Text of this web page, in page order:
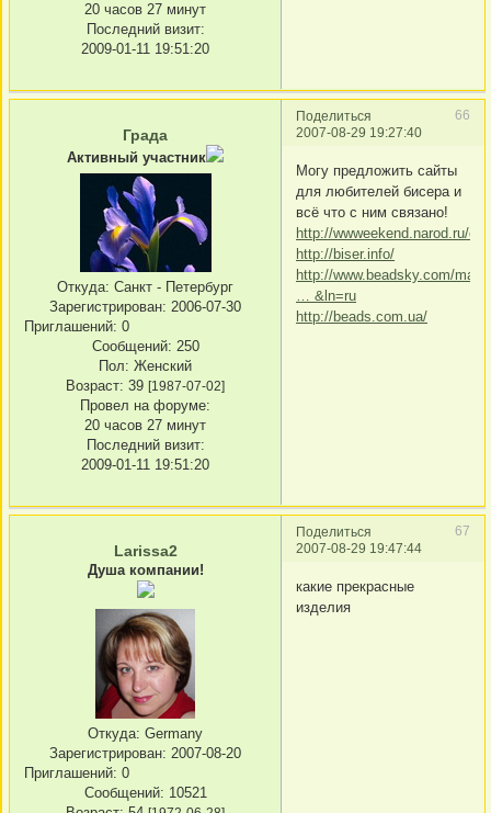
20 часов 27 минут
Последний визит:
2009-01-11 19:51:20
Поделиться
66
2007-08-29 19:27:40
Града
Активный участник
Откуда: Санкт - Петербург
Зарегистрирован: 2006-07-30
Приглашений: 0
Сообщений: 250
Пол: Женский
Возраст: 39 [1987-07-02]
Провел на форуме:
20 часов 27 минут
Последний визит:
2009-01-11 19:51:20
Могу предложить сайты
для любителей бисера и
всё что с ним связано!
http://wwweekend.narod.ru/
http://biser.info/
http://www.beadsky.com/
… &ln=ru
http://beads.com.ua/
Поделиться
67
2007-08-29 19:47:44
Larissa2
Душа компании!
Откуда: Germany
Зарегистрирован: 2007-08-20
Приглашений: 0
Сообщений: 10521
какие прекрасные
изделия